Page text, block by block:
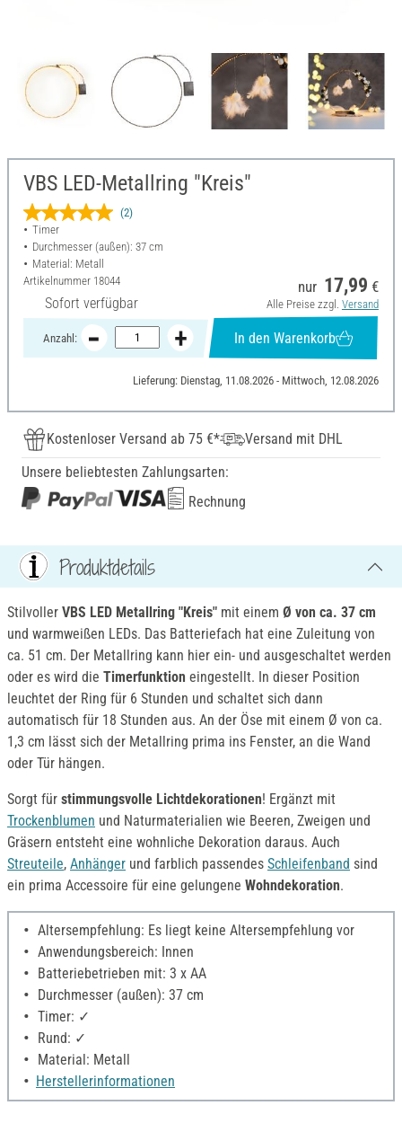
VBS LED-Metallring "Kreis"
(2)
Timer
Durchmesser (außen): 37 cm
Material: Metall
Artikelnummer 18044
Sofort verfügbar
nur 17,99 €
Alle Preise zzgl. Versand
Anzahl: In den Warenkorb
Lieferung: Dienstag, 11.08.2026 - Mittwoch, 12.08.2026
Kostenloser Versand ab 75 €*
Versand mit DHL
Unsere beliebtesten Zahlungsarten:
Rechnung
Produktdetails
Stilvoller VBS LED Metallring "Kreis" mit einem Ø von ca. 37 cm
und warmweißen LEDs. Das Batteriefach hat eine Zuleitung von
ca. 51 cm. Der Metallring kann hier ein- und ausgeschaltet werden
oder es wird die Timerfunktion eingestellt. In dieser Position
leuchtet der Ring für 6 Stunden und schaltet sich dann
automatisch für 18 Stunden aus. An der Öse mit einem Ø von ca.
1,3 cm lässt sich der Metallring prima ins Fenster, an die Wand
oder Tür hängen.
Sorgt für stimmungsvolle Lichtdekorationen! Ergänzt mit
Trockenblumen und Naturmaterialien wie Beeren, Zweigen und
Gräsern entsteht eine wohnliche Dekoration daraus. Auch
Streuteile, Anhänger und farblich passendes Schleifenband sind
ein prima Accessoire für eine gelungene Wohndekoration.
Altersempfehlung: Es liegt keine Altersempfehlung vor
Anwendungsbereich: Innen
Batteriebetrieben mit: 3 x AA
Durchmesser (außen): 37 cm
Timer: ✓
Rund: ✓
Material: Metall
Herstellerinformationen